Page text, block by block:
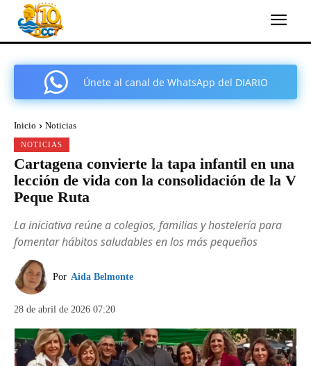
Únete al canal de WhatsApp del DIARIO
Inicio Noticias
NOTICIAS
Cartagena convierte la tapa infantil en una
lección de vida con la consolidación de la V
Peque Ruta
La iniciativa reúne a colegios, familias y hostelería para
fomentar hábitos saludables en los más pequeños
Por Aida Belmonte
28 de abril de 2026 07:20